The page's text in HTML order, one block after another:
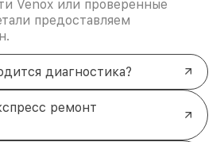
Venox или проверенные
предоставляем
диагностика?
ремонт